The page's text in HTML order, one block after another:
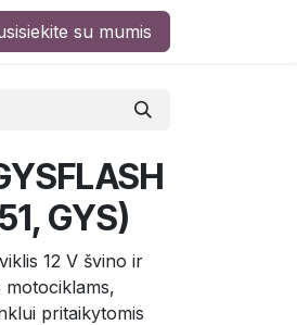
su mumis
GYS)
12 V švino ir
motociklams,
pritaikytomis